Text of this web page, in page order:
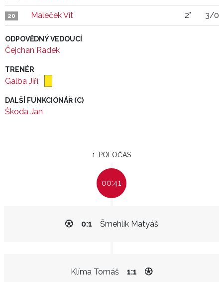
20 Maleček Vít 2" 3/0
ODPOVĚDNÝ VEDOUCÍ
Čejchan Radek
TRENÉR
Galba Jiří
DALŠÍ FUNKCIONÁŘ (C)
Škoda Jan
1. POLOČAS
00:41
Šmehlík Matyáš
0:1
Klíma Tomáš 1:1